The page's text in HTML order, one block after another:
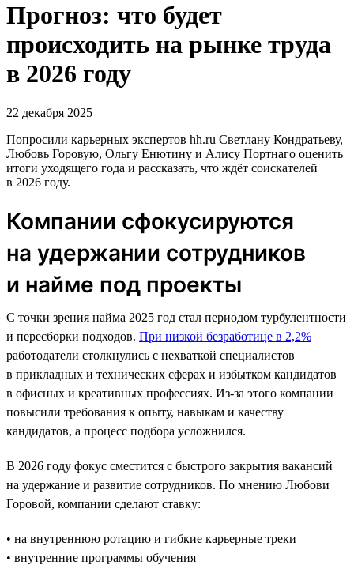
Прогноз: что будет
происходить на рынке труда
в 2026 году
22 декабря 2025
Попросили карьерных экспертов hh.ru Светлану Кондратьеву,
Любовь Горовую, Ольгу Енютину и Алису Портнаго оценить
итоги уходящего года и рассказать, что ждёт соискателей
в 2026 году.
Компании сфокусируются
на удержании сотрудников
и найме под проекты
С точки зрения найма 2025 год стал периодом турбулентности
и пересборки подходов. При низкой безработице в 2,2%
работодатели столкнулись с нехваткой специалистов
в прикладных и технических сферах и избытком кандидатов
в офисных и креативных профессиях. Из-за этого компании
повысили требования к опыту, навыкам и качеству
кандидатов, а процесс подбора усложнился.
В 2026 году фокус сместится с быстрого закрытия вакансий
на удержание и развитие сотрудников. По мнению Любови
Горовой, компании сделают ставку:
• на внутреннюю ротацию и гибкие карьерные треки
• внутренние программы обучения